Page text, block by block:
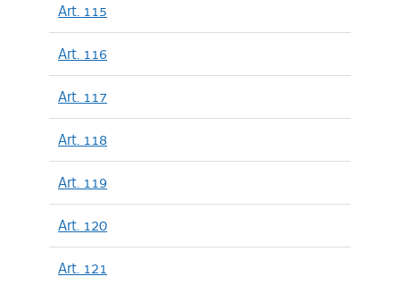
Art. 115
Art. 116
Art. 117
Art. 118
Art. 119
Art. 120
Art. 121